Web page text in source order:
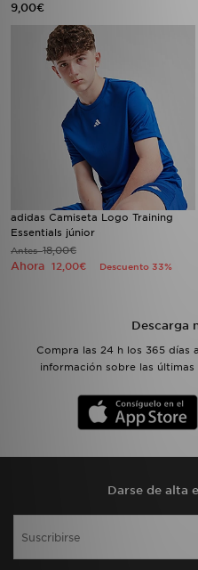
9,00€
adidas Camiseta Logo Training
Essentials júnior
Antes18,00€
Ahora 12,00€ Descuento 33%
Descarga
Compra las 24 h los 365 días
información sobre las
Darse de alta